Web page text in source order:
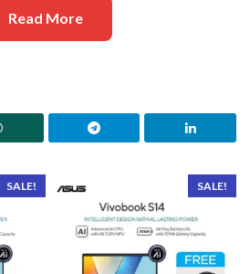
Read More
SALE! SALE!